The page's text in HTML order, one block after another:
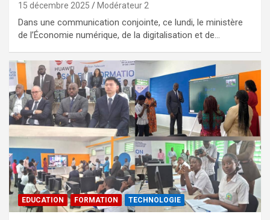
15 décembre 2025 Modérateur 2
Dans une communication conjointe, ce lundi, le ministère
de l’Économie numérique, de la digitalisation et de…
EDUCATION FORMATION TECHNOLOGIE